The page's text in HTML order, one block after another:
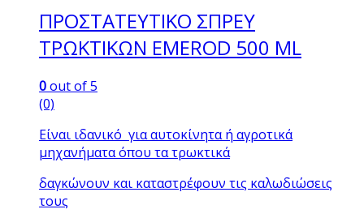
ΠΡΟΣΤΑΤΕΥΤΙΚΟ ΣΠΡΕΥ
TΡΩΚΤΙΚΩΝ EMEROD 500 ΜL
0out of 5
(0)
Είναι ιδανικό για αυτοκίνητα ή αγροτικά
μηχανήματα όπου τα τρωκτικά
δαγκώνουν και καταστρέφουν τις καλωδιώσεις
τους